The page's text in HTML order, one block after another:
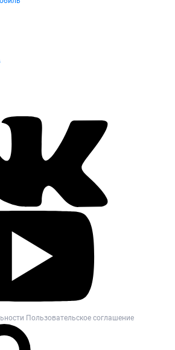
Пользовательское соглашение